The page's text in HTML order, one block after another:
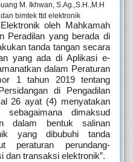
M. Ikhwan, S.Ag.,S.H.,M.H
bimtek ttd elektronik
oleh Mahkamah
Peradilan yang berada di
tanda tangan secara
yang ada di Aplikasi e-
dalam Peraturan
1 tahun 2019 tentang
di Pengadilan
26 ayat (4) menyatakan
sebagaimana dimaksud
dalam bentuk salinan
yang dibubuhi tanda
peraturan perundang-
dan transaksi elektronik”.